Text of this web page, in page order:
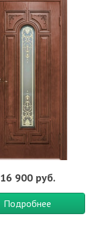
16 900 руб.
Подробнее